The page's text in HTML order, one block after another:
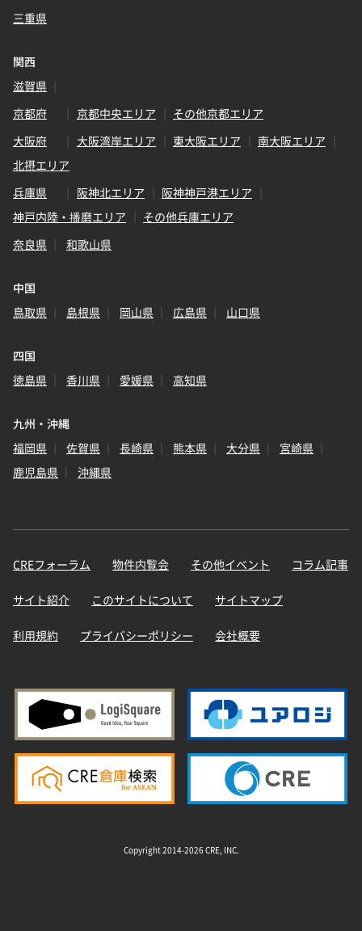
三重県
関西
滋賀県
京都府
京都中央エリア
その他京都エリア
大阪府
大阪湾岸エリア 東大阪エリア
南大阪エリア
北摂エリア
兵庫県
阪神北エリア
阪神神戸港エリア
神戸内陸・播磨エリア
その他兵庫エリア
奈良県
和歌山県
中国
鳥取県
島根県 岡山県 広島県 山口県
四国
徳島県
香川県 愛媛県 高知県
九州・沖縄
福岡県
佐賀県 長崎県 熊本県 大分県
宮崎県
鹿児島県
沖縄県
CREフォーラム 物件内覧会 その他イベント コラム記事
サイト紹介 このサイトについて サイトマップ
利用規約 プライバシーポリシー 会社概要
Copyright 2014-2026 CRE, INC.